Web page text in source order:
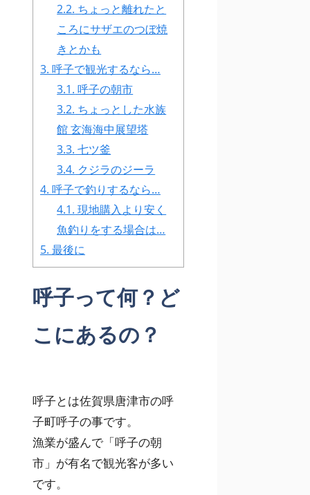
2.2. ちょっと離れたと
ころにサザエのつぼ焼
きとかも
3. 呼子で観光するなら…
3.1. 呼子の朝市
3.2. ちょっとした水族
館 玄海海中展望塔
3.3. 七ツ釜
3.4. クジラのジーラ
4. 呼子で釣りするなら…
4.1. 現地購入より安く
魚釣りをする場合は…
5. 最後に
呼子って何？ど
こにあるの？
呼子とは佐賀県唐津市の呼
子町呼子の事です。
漁業が盛んで「呼子の朝
市」が有名で観光客が多い
です。